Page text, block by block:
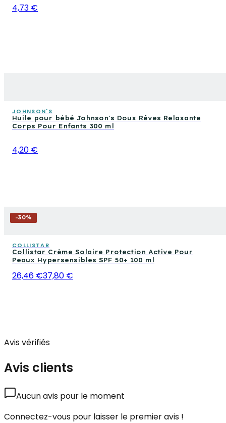
4,73 €
JOHNSON'S
Huile pour bébé Johnson's Doux Rêves Relaxante
Corps Pour Enfants 300 ml
4,20 €
-30%
COLLISTAR
Collistar Crème Solaire Protection Active Pour
Peaux Hypersensibles SPF 50+ 100 ml
26,46 €37,80 €
Avis vérifiés
Avis clients
Aucun avis pour le moment
Connectez-vous pour laisser le premier avis !